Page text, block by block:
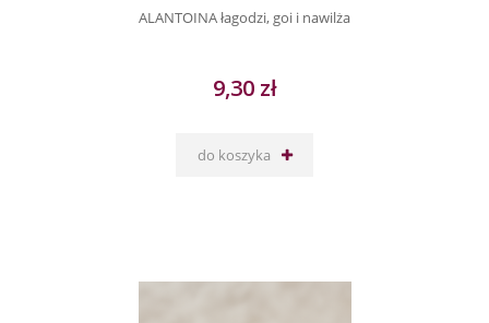
ALANTOINA łagodzi, goi i nawilża
9,30 zł
do koszyka